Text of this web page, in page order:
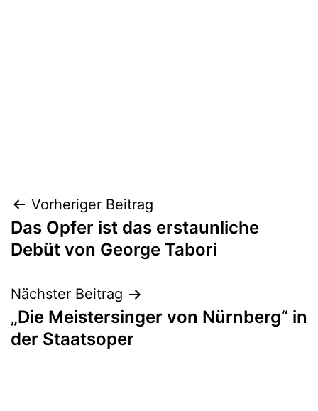
Beitragsnavigation
Vorheriger Beitrag
Das Opfer ist das erstaunliche
Debüt von George Tabori
Nächster Beitrag
„Die Meistersinger von Nürnberg“ in
der Staatsoper